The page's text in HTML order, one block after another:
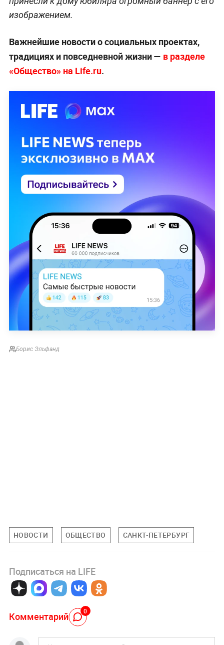
изображением.
Важнейшие новости о социальных проектах,
традициях и повседневной жизни — в разделе
«Общество» на Life.ru.
Борис Эльфанд
НОВОСТИ ОБЩЕСТВО САНКТ-ПЕТЕРБУРГ
Подписаться на LIFE
Комментарий 0